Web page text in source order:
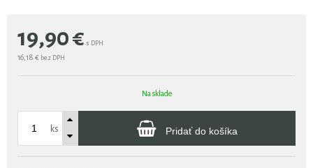
19,90€ s DPH
16,18 € bez DPH
Na sklade
ks Pridať do košíka